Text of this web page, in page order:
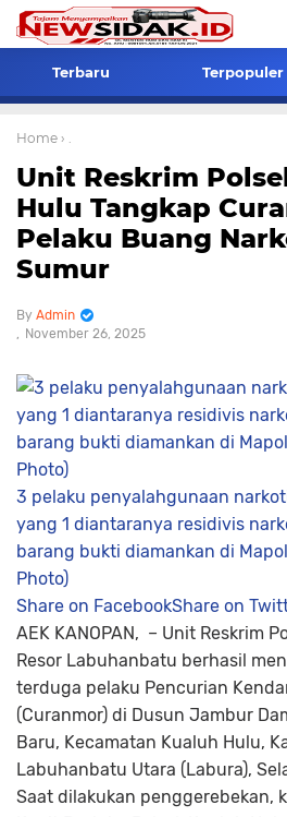
Terbaru Terpopuler
Home › .
Unit Reskrim
Hulu Tangkap
Pelaku Buang
Sumur
Admin
November 26, 2025
3 pelaku penyalahgunaan
yang 1 diantaranya residivis
barang bukti diamankan di
Photo)
Share on FacebookShare on
AEK KANOPAN, – Unit Reskrim
Resor Labuhanbatu berhasil
terduga pelaku Pencurian
(Curanmor) di Dusun Jambur
Baru, Kecamatan Kualuh Hulu,
Labuhanbatu Utara (Labura),
Saat dilakukan penggerebekan,